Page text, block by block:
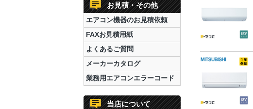
お見積・その他
エアコン機器のお見積依頼
FAXお見積用紙
よくあるご質問
メーカーカタログ
業務用エアコンエラーコード
当店について